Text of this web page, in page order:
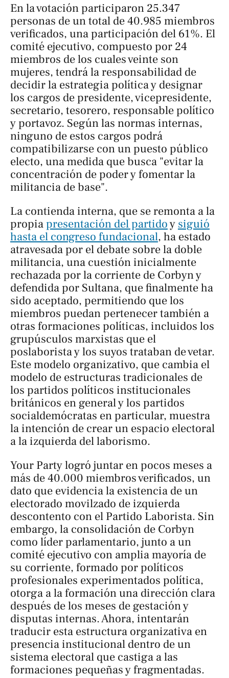
En la votación participaron 25.347
personas de un total de 40.985 miembros
verificados, una participación del 61%. El
comité ejecutivo, compuesto por 24
miembros de los cuales veinte son
mujeres, tendrá la responsabilidad de
decidir la estrategia política y designar
los cargos de presidente, vicepresidente,
secretario, tesorero, responsable político
y portavoz. Según las normas internas,
ninguno de estos cargos podrá
compatibilizarse con un puesto público
electo, una medida que busca "evitar la
concentración de poder y fomentar la
militancia de base".
La contienda interna, que se remonta a la
propia presentación del partidoy siguió
hasta el congreso fundacional, ha estado
atravesada por el debate sobre la doble
militancia, una cuestión inicialmente
rechazada por la corriente de Corbyn y
defendida por Sultana, que finalmente ha
sido aceptado, permitiendo que los
miembros puedan pertenecer también a
otras formaciones políticas, incluidos los
grupúsculos marxistas que el
poslaborista y los suyos trataban de vetar.
Este modelo organizativo, que cambia el
modelo de estructuras tradicionales de
los partidos políticos institucionales
británicos en general y los partidos
socialdemócratas en particular, muestra
la intención de crear un espacio electoral
a la izquierda del laborismo.
Your Party logró juntar en pocos meses a
más de 40.000 miembros verificados, un
dato que evidencia la existencia de un
electorado movilzado de izquierda
descontento con el Partido Laborista. Sin
embargo, la consolidación de Corbyn
como líder parlamentario, junto a un
comité ejecutivo con amplia mayoría de
su corriente, formado por políticos
profesionales experimentados política,
otorga a la formación una dirección clara
después de los meses de gestación y
disputas internas. Ahora, intentarán
traducir esta estructura organizativa en
presencia institucional dentro de un
sistema electoral que castiga a las
formaciones pequeñas y fragmentadas.